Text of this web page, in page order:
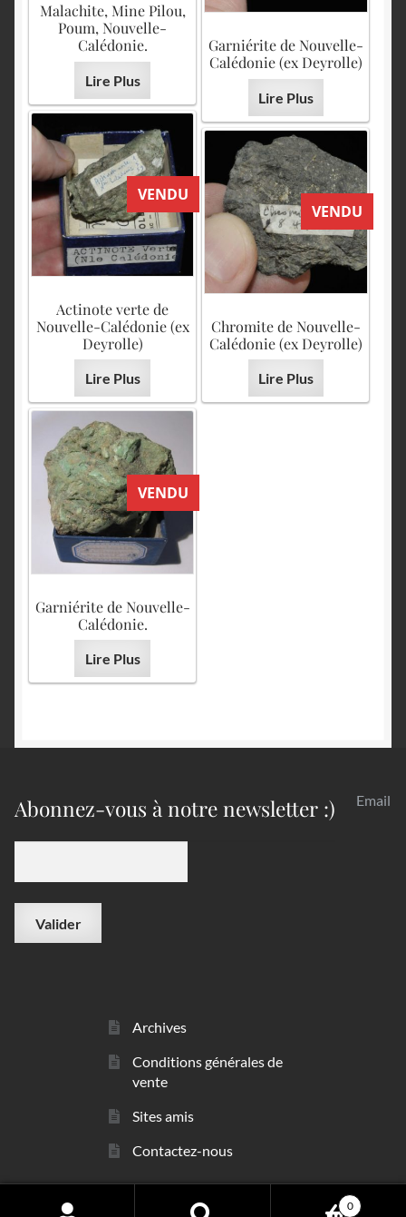
Malachite, Mine Pilou,
Poum, Nouvelle-
Calédonie.
Lire Plus
Garniérite de Nouvelle-
Calédonie (ex Deyrolle)
Lire Plus
VENDU
Actinote verte de
Nouvelle-Calédonie (ex
Deyrolle)
Lire Plus
VENDU
Chromite de Nouvelle-
Calédonie (ex Deyrolle)
Lire Plus
VENDU
Garniérite de Nouvelle-
Calédonie.
Lire Plus
Abonnez-vous à notre newsletter :) Email
Archives
Conditions générales de
vente
Sites amis
Contactez-nous
© sarl Les Minéraux 2006 - 2026 0